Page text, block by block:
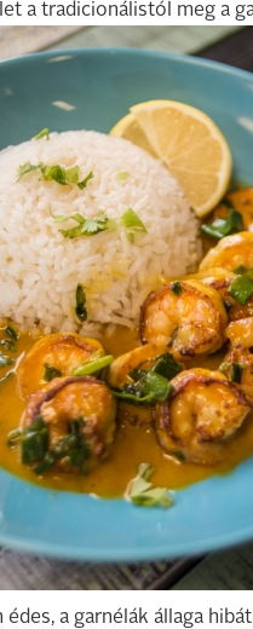
a tradicionálistól meg a
a garnélák állaga